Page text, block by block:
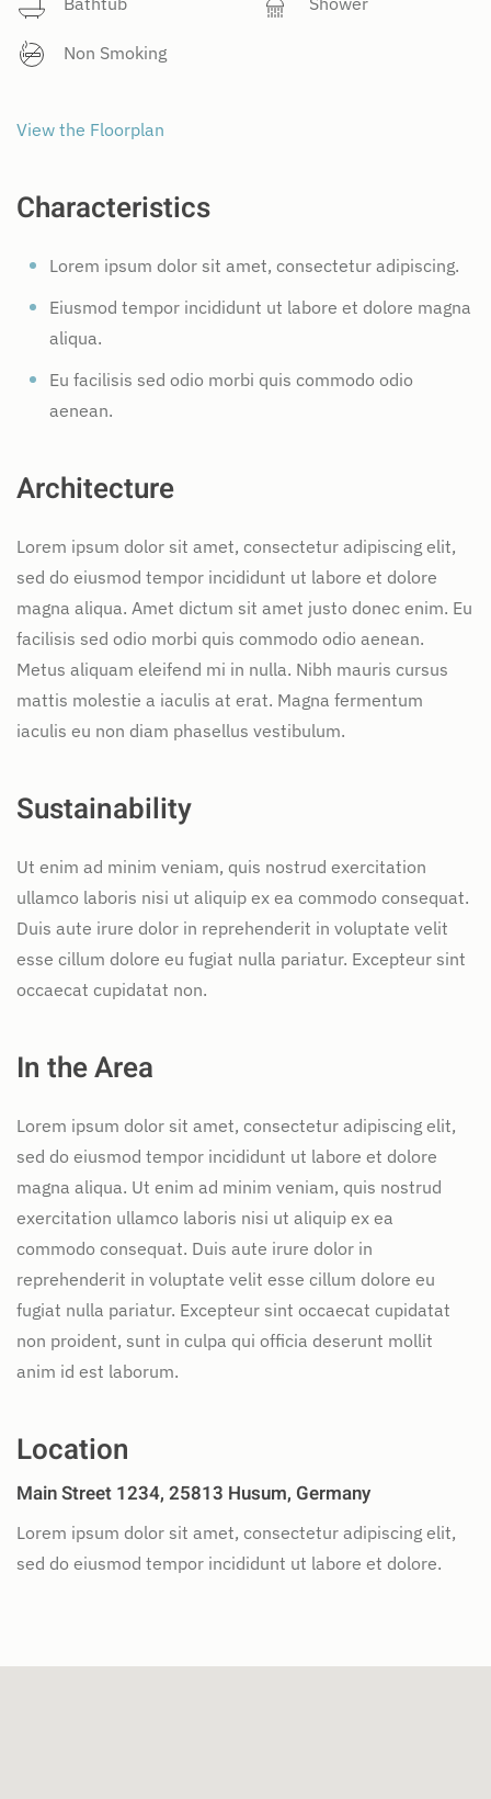
Non Smoking
View the Floorplan
Characteristics
Lorem ipsum dolor sit amet, consectetur adipiscing.
Eiusmod tempor incididunt ut labore et dolore magna
aliqua.
Eu facilisis sed odio morbi quis commodo odio
aenean.
Architecture
Lorem ipsum dolor sit amet, consectetur adipiscing elit,
sed do eiusmod tempor incididunt ut labore et dolore
magna aliqua. Amet dictum sit amet justo donec enim. Eu
facilisis sed odio morbi quis commodo odio aenean.
Metus aliquam eleifend mi in nulla. Nibh mauris cursus
mattis molestie a iaculis at erat. Magna fermentum
iaculis eu non diam phasellus vestibulum.
Sustainability
Ut enim ad minim veniam, quis nostrud exercitation
ullamco laboris nisi ut aliquip ex ea commodo consequat.
Duis aute irure dolor in reprehenderit in voluptate velit
esse cillum dolore eu fugiat nulla pariatur. Excepteur sint
occaecat cupidatat non.
In the Area
Lorem ipsum dolor sit amet, consectetur adipiscing elit,
sed do eiusmod tempor incididunt ut labore et dolore
magna aliqua. Ut enim ad minim veniam, quis nostrud
exercitation ullamco laboris nisi ut aliquip ex ea
commodo consequat. Duis aute irure dolor in
reprehenderit in voluptate velit esse cillum dolore eu
fugiat nulla pariatur. Excepteur sint occaecat cupidatat
non proident, sunt in culpa qui officia deserunt mollit
anim id est laborum.
Location
Main Street 1234, 25813 Husum, Germany
Lorem ipsum dolor sit amet, consectetur adipiscing elit,
sed do eiusmod tempor incididunt ut labore et dolore.